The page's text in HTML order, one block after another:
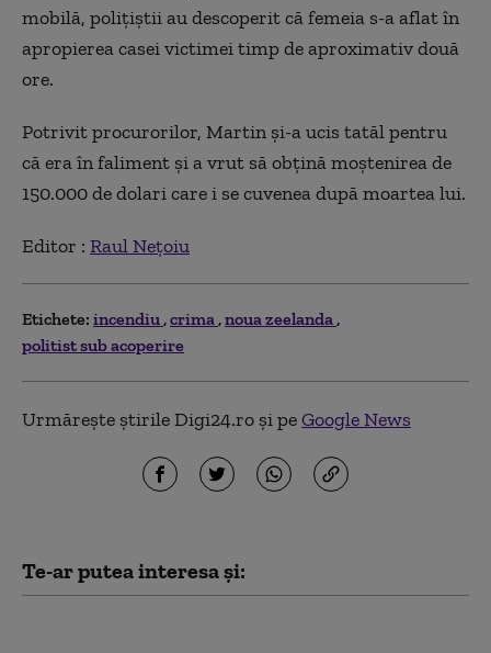
mobilă, polițiștii au descoperit că femeia s-a aflat în
apropierea casei victimei timp de aproximativ două
ore.
Potrivit procurorilor, Martin și-a ucis tatăl pentru
că era în faliment și a vrut să obțină moștenirea de
150.000 de dolari care i se cuvenea după moartea lui.
Editor : Raul Nețoiu
Etichete: incendiu crima noua zeelanda
politist sub acoperire
Urmărește știrile Digi24.ro și peGoogle News
Te-ar putea interesa și: